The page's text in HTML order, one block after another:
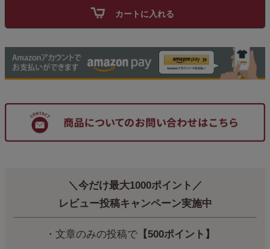
カートに入れる
＼今だけ最大1000ポイント／
レビュー投稿キャンペーン実施中
・文章のみの投稿で【500ポイント】